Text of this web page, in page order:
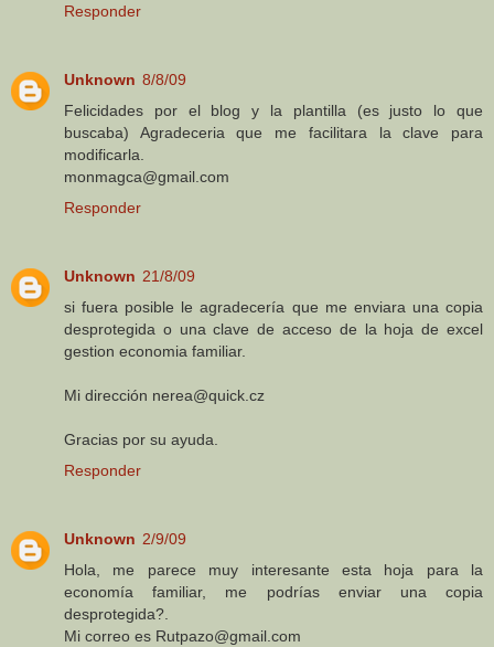
Responder
Unknown 8/8/09
Felicidades por el blog y la plantilla (es justo lo que
buscaba) Agradeceria que me facilitara la clave para
modificarla.
monmagca@gmail.com
Responder
Unknown 21/8/09
si fuera posible le agradecería que me enviara una copia
desprotegida o una clave de acceso de la hoja de excel
gestion economia familiar.
Mi dirección nerea@quick.cz
Gracias por su ayuda.
Responder
Unknown 2/9/09
Hola, me parece muy interesante esta hoja para la
economía familiar, me podrías enviar una copia
desprotegida?.
Mi correo es Rutpazo@gmail.com